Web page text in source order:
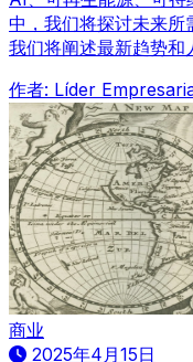
中，我们将探讨未来所
我们将阐述最新趋势和
作者: Líder
商业
2025年4月15日